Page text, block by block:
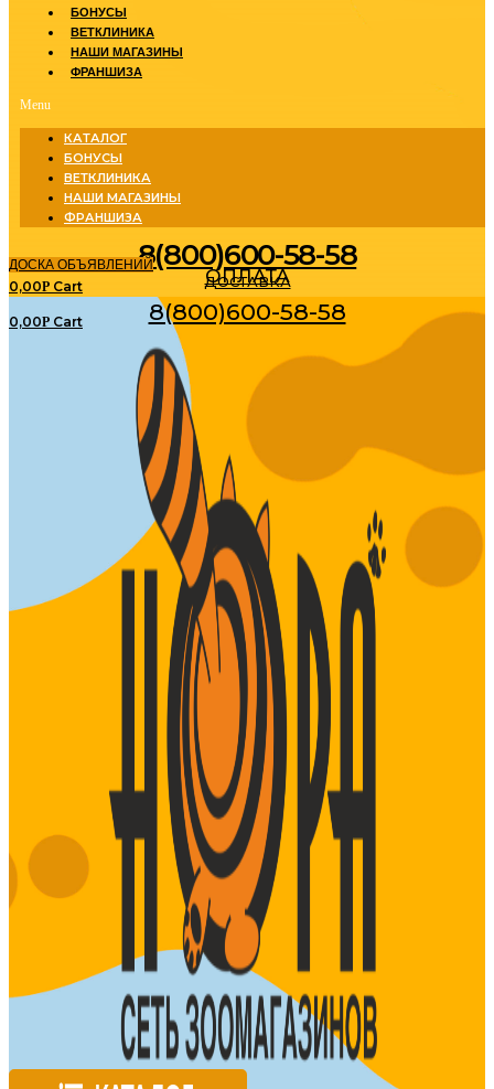
БОНУСЫ
ВЕТКЛИНИКА
НАШИ МАГАЗИНЫ
ФРАНШИЗА
Menu
КАТАЛОГ
БОНУСЫ
ВЕТКЛИНИКА
НАШИ МАГАЗИНЫ
ФРАНШИЗА
8(800)600-58-58
ДОСКА ОБЪЯВЛЕНИЙ
ДОСТАВКА
ОПЛАТА
0,00Р Cart
8(800)600-58-58
0,00Р Cart